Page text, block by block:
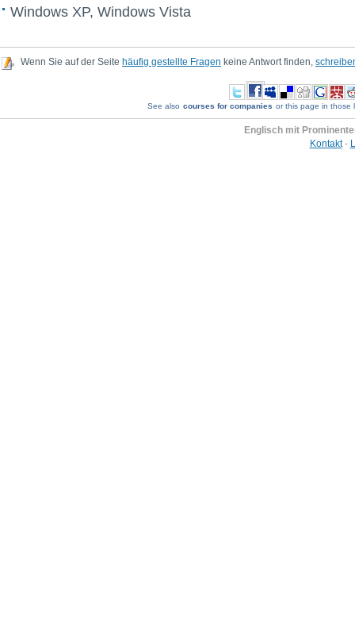
Windows XP, Windows Vista
Wenn Sie auf der Seite häufig gestellte Fragen keine Antwort finden,
See also courses for companies or this page in those
Englisch mit
Kontakt-